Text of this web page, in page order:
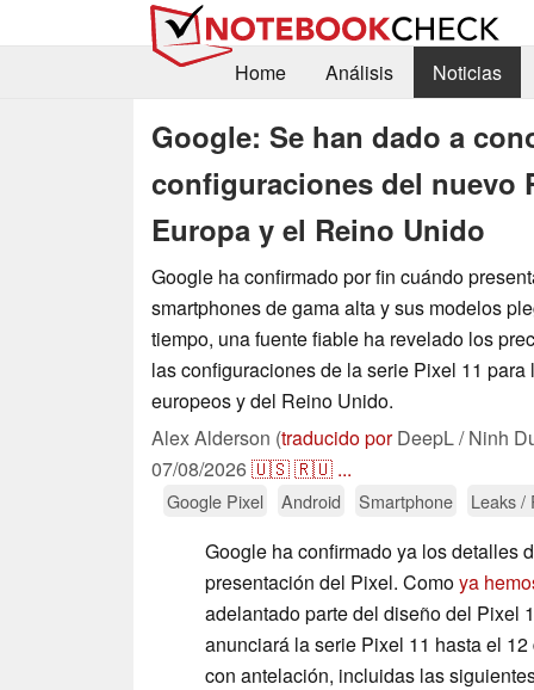
Home Análisis Noticias
Google: Se han dado a
configuraciones del nuevo
Europa y el Reino Unido
Google ha confirmado por fin cuándo
smartphones de gama alta y sus modelos
tiempo, una fuente fiable ha revelado los
las configuraciones de la serie Pixel 11 para
europeos y del Reino Unido.
Alex Alderson (traducido porDeepL / Ninh
07/08/2026🇺🇸🇷🇺 ...
Google Pixel Android Smartphone Leaks /
Google ha confirmado ya los detalles
presentación del Pixel. Comoya
adelantado parte del diseño del Pixel
anunciará la serie Pixel 11 hasta el
con antelación, incluidas las